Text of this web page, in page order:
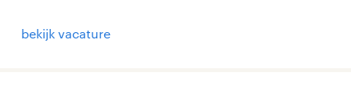
bekijk vacature